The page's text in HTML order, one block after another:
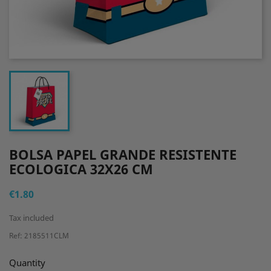
BOLSA PAPEL GRANDE RESISTENTE
ECOLOGICA 32X26 CM
€1.80
Tax included
Ref: 2185511CLM
Quantity